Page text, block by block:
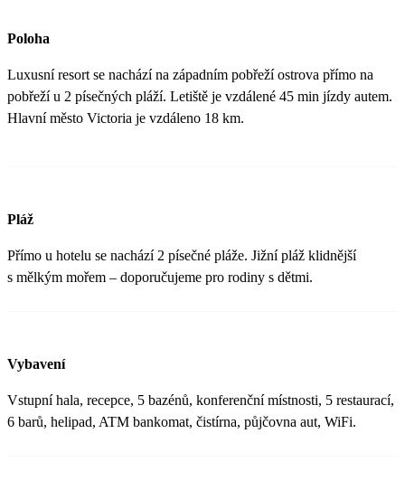
Poloha
Luxusní resort se nachází na západním pobřeží ostrova přímo na
pobřeží u 2 písečných pláží. Letiště je vzdálené 45 min jízdy autem.
Hlavní město Victoria je vzdáleno 18 km.
Pláž
Přímo u hotelu se nachází 2 písečné pláže. Jižní pláž klidnější
s mělkým mořem – doporučujeme pro rodiny s dětmi.
Vybavení
Vstupní hala, recepce, 5 bazénů, konferenční místnosti, 5 restaurací,
6 barů, helipad, ATM bankomat, čistírna, půjčovna aut, WiFi.